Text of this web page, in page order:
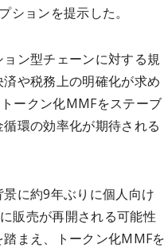
ョンを提示した。
ン型チェーンに対する規
や税務上の明確化が求め
ークン化MMFをステーブ
環の効率化が期待される
に約9年ぶりに個人向け
販売が再開される可能性
まえ、トークン化MMFを